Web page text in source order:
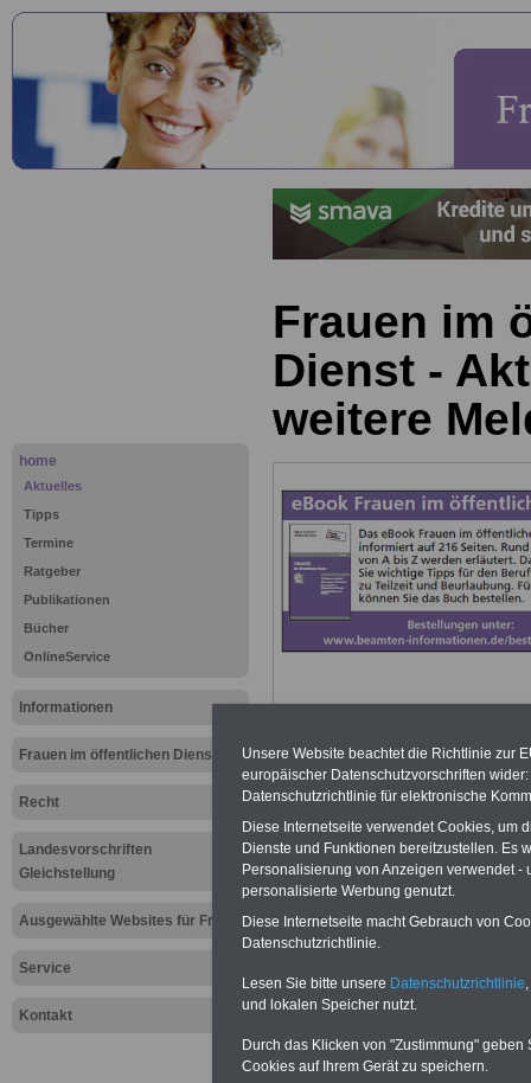
home
Aktuelles
Tipps
Termine
Ratgeber
Publikationen
Bücher
OnlineService
Informationen
Frauen im öffentlichen Dienst
Recht
Landesvorschriften
Gleichstellung
Ausgewählte Websites für Frauen
Service
Kontakt
Frauen im
Dienst -
weitere
Hier finden Sie
für Frauen im
Unsere Website beachtet die Richtlinie zur
europäischer Datenschutzvorschriften
Datenschutzrichtlinie für elektronische
Diese Internetseite verwendet Cookies, um
Dienste und Funktionen bereitzustellen. Es
Personalisierung von Anzeigen verwendet
personalisierte Werbung genutzt.
Diese Internetseite macht Gebrauch von
Datenschutzrichtlinie.
Lesen Sie bitte unsere Datenschutzrichtlinie
und lokalen Speicher nutzt.
Durch das Klicken von "Zustimmung"
Cookies auf Ihrem Gerät zu speichern.